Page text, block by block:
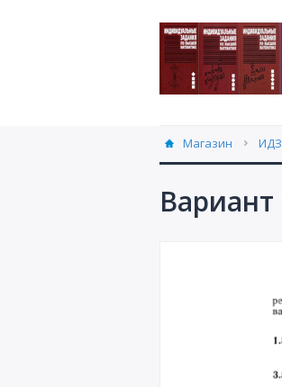
Магазин ИДЗ